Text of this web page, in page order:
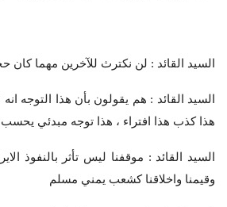
السيد القائد : لن نكترث للآخرين مهما
السيد القائد : هم يقولون بأن هذا التوجه انه
هذا كذب هذا افتراء ، هذا توجه مبدئي يحسب
السيد القائد : موقفنا ليس تأثر بالنفوذ
وقيمنا واخلاقنا كشعب يمني مسلم